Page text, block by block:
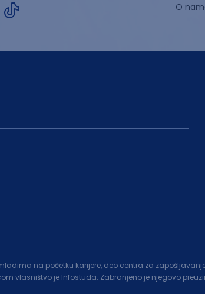
O
na početku karijere, deo centra za
vlasništvo je Infostuda. Zabranjeno je njegovo